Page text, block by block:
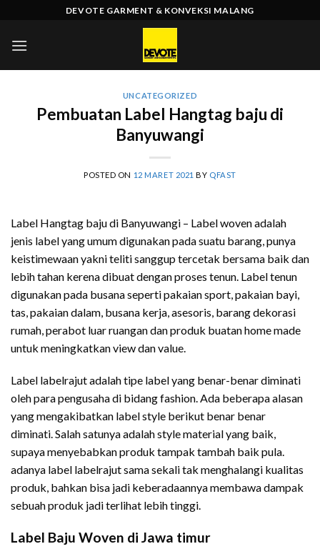
content
DEVOTE GARMENT & KONVEKSI MALANG
UNCATEGORIZED
Pembuatan Label Hangtag baju di
Banyuwangi
POSTED ON 12 MARET 2021 BY QFAST
Label Hangtag baju di Banyuwangi – Label woven adalah
jenis label yang umum digunakan pada suatu barang, punya
keistimewaan yakni teliti sanggup tercetak bersama baik dan
lebih tahan kerena dibuat dengan proses tenun. Label tenun
digunakan pada busana seperti pakaian sport, pakaian bayi,
tas, pakaian dalam, busana kerja, asesoris, barang dekorasi
rumah, perabot luar ruangan dan produk buatan home made
untuk meningkatkan view dan value.
Label labelrajut adalah tipe label yang benar-benar diminati
oleh para pengusaha di bidang fashion. Ada beberapa alasan
yang mengakibatkan label style berikut benar benar
diminati. Salah satunya adalah style material yang baik,
supaya menyebabkan produk tampak tambah baik pula.
adanya label labelrajut sama sekali tak menghalangi kualitas
produk, bahkan bisa jadi keberadaannya membawa dampak
sebuah produk jadi terlihat lebih tinggi.
Label Baju Woven di Jawa timur